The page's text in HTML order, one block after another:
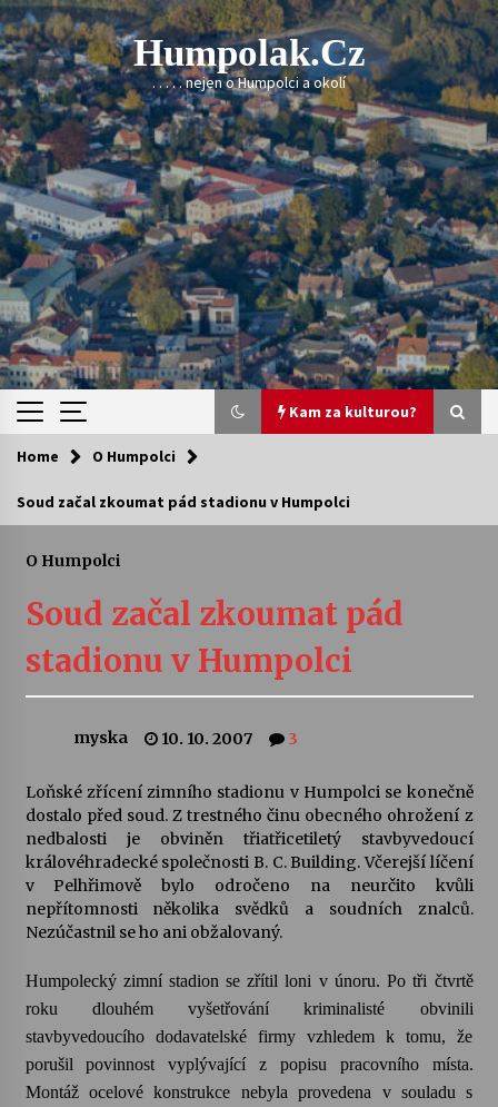
Skip
to
content
Humpolak.cz
. . . . . nejen o Humpolci a okolí
Kam za kulturou?
Kam za kulturou?
Vernisáž výstavy Josefíny Duškové: Stávám se
kapkou
Veselí muzikanti
Pozvánka na integrační festival Quijotova
šedesátka: 28. 7.–1. 8. 2026
28. 7. 2026
Letní koncerty ve Stromovce: Kolchoz a
28. 7. 2026
Votavžatský ploty
23. 7. 2026
Home O Humpolci
Soud začal zkoumat pád stadionu v Humpolci
O Humpolci
Soud začal zkoumat pád
stadionu v Humpolci
myska 10. 10. 2007 3
Loňské zřícení zimního stadionu v Humpolci se konečně
dostalo před soud. Z trestného činu obecného ohrožení z
nedbalosti je obviněn třiatřicetiletý stavbyvedoucí
královéhradecké společnosti B. C. Building. Včerejší líčení
v Pelhřimově bylo odročeno na neurčito kvůli
nepřítomnosti několika svědků a soudních znalců.
Nezúčastnil se ho ani obžalovaný.
Humpolecký zimní stadion se zřítil loni v únoru. Po tři čtvrtě
roku dlouhém vyšetřování kriminalisté obvinili
stavbyvedoucího dodavatelské firmy vzhledem k tomu, že
porušil povinnost vyplývající z popisu pracovního místa.
Montáž ocelové konstrukce nebyla provedena v souladu s